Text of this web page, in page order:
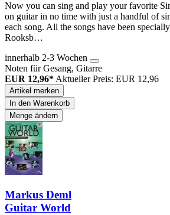
Now you can sing and play your favorite
on guitar in no time with just a handful of
each song. All the songs have been
Rooksb…
innerhalb 2-3 Wochen
Noten für Gesang, Gitarre
EUR 12,96*Aktueller Preis: EUR 12,96
Artikel merken
In den Warenkorb
Menge ändern
Markus Deml
Guitar World